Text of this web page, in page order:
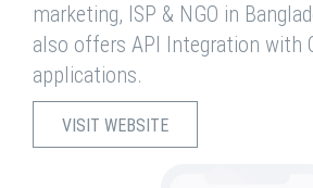
marketing, ISP & NGO in
also offers API Integration with
applications.
VISIT WEBSITE